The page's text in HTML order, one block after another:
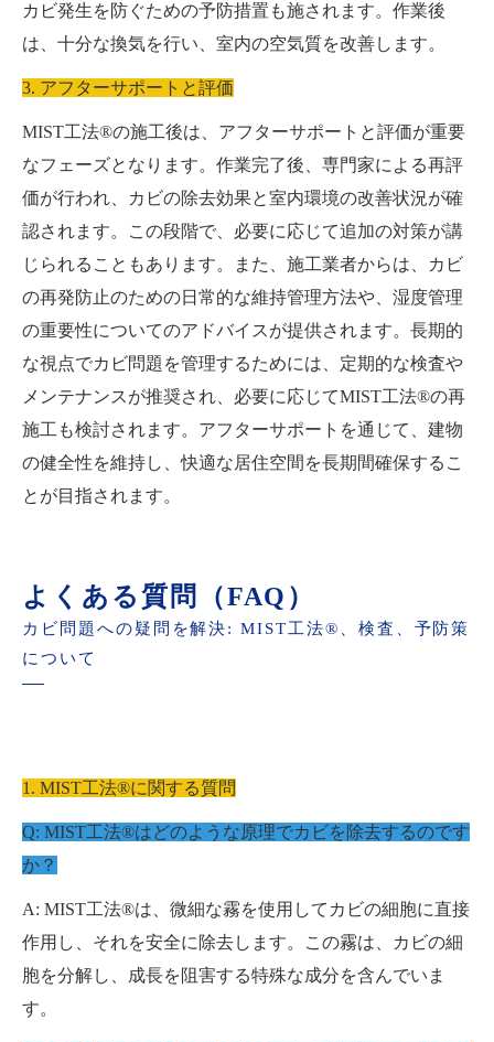
カビ発生を防ぐための予防措置も施されます。作業後
は、十分な換気を行い、室内の空気質を改善します。
3. アフターサポートと評価
MIST工法®の施工後は、アフターサポートと評価が重要
なフェーズとなります。作業完了後、専門家による再評
価が行われ、カビの除去効果と室内環境の改善状況が確
認されます。この段階で、必要に応じて追加の対策が講
じられることもあります。また、施工業者からは、カビ
の再発防止のための日常的な維持管理方法や、湿度管理
の重要性についてのアドバイスが提供されます。長期的
な視点でカビ問題を管理するためには、定期的な検査や
メンテナンスが推奨され、必要に応じてMIST工法®の再
施工も検討されます。アフターサポートを通じて、建物
の健全性を維持し、快適な居住空間を長期間確保するこ
とが目指されます。
よくある質問（FAQ）
カビ問題への疑問を解決: MIST工法®、検査、予防策
について
1. MIST工法®に関する質問
Q: MIST工法®はどのような原理でカビを除去するのです
か？
A: MIST工法®は、微細な霧を使用してカビの細胞に直接
作用し、それを安全に除去します。この霧は、カビの細
胞を分解し、成長を阻害する特殊な成分を含んでいま
す。